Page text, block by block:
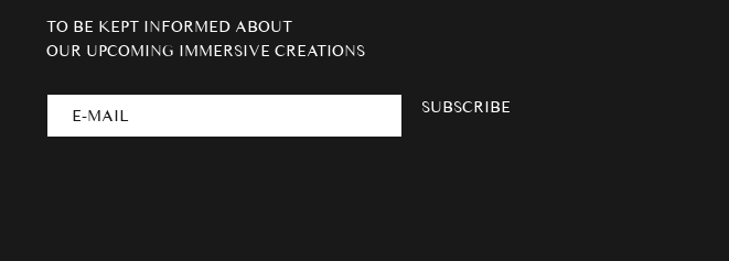
TO BE KEPT INFORMED ABOUT
OUR UPCOMING IMMERSIVE CREATIONS
SUBSCRIBE